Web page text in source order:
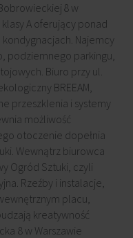
8 w
A oferujący ponad
Najemcy
podziemnego parkingu,
Biuro przy ul.
BREEAM,
przeszklenia i systemy
możliwość
otoczenie dopełnia
Wewnątrz biurowca
Ogród Sztuki, czyli
Rzeźby i instalacje,
placu,
kreatywność
8 w Warszawie